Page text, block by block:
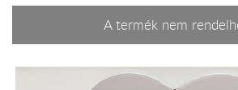
A termék nem